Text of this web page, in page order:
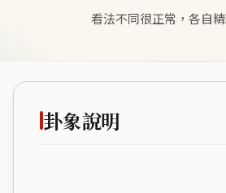
看法不同很正常，各自
卦象說明